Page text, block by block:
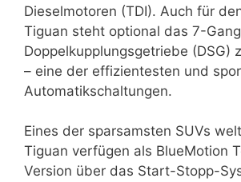
Dieselmotoren (TDI). Auch für
Tiguan steht optional das 7-
Doppelkupplungsgetriebe (DSG)
– eine der effizientesten und
Automatikschaltungen.
Eines der sparsamsten SUVs
Tiguan verfügen als BlueMotion
Version über das Start-Stopp-